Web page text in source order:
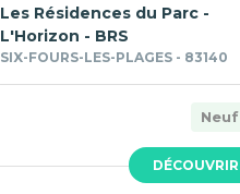
DÉCOUVRIR
Les Résidences du Parc -
L'Horizon - BRS
SIX-FOURS-LES-PLAGES - 83140
Neuf